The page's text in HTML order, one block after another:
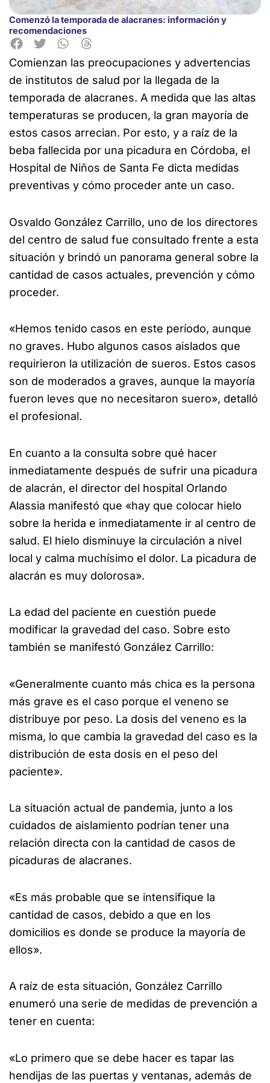
Comenzó la temporada de alacranes: información y
recomendaciones
Comienzan las preocupaciones y advertencias
de institutos de salud por la llegada de la
temporada de alacranes. A medida que las altas
temperaturas se producen, la gran mayoría de
estos casos arrecian. Por esto, y a raíz de la
beba fallecida por una picadura en Córdoba, el
Hospital de Niños de Santa Fe dicta medidas
preventivas y cómo proceder ante un caso.
Osvaldo González Carrillo, uno de los directores
del centro de salud fue consultado frente a esta
situación y brindó un panorama general sobre la
cantidad de casos actuales, prevención y cómo
proceder.
«Hemos tenido casos en este período, aunque
no graves. Hubo algunos casos aislados que
requirieron la utilización de sueros. Estos casos
son de moderados a graves, aunque la mayoría
fueron leves que no necesitaron suero», detalló
el profesional.
En cuanto a la consulta sobre qué hacer
inmediatamente después de sufrir una picadura
de alacrán, el director del hospital Orlando
Alassia manifestó que «hay que colocar hielo
sobre la herida e inmediatamente ir al centro de
salud. El hielo disminuye la circulación a nivel
local y calma muchísimo el dolor. La picadura de
alacrán es muy dolorosa».
La edad del paciente en cuestión puede
modificar la gravedad del caso. Sobre esto
también se manifestó González Carrillo:
«Generalmente cuanto más chica es la persona
más grave es el caso porque el veneno se
distribuye por peso. La dosis del veneno es la
misma, lo que cambia la gravedad del caso es la
distribución de esta dosis en el peso del
paciente».
La situación actual de pandemia, junto a los
cuidados de aislamiento podrían tener una
relación directa con la cantidad de casos de
picaduras de alacranes.
«Es más probable que se intensifique la
cantidad de casos, debido a que en los
domicilios es donde se produce la mayoría de
ellos».
A raíz de esta situación, González Carrillo
enumeró una serie de medidas de prevención a
tener en cuenta:
«Lo primero que se debe hacer es tapar las
hendijas de las puertas y ventanas, además de